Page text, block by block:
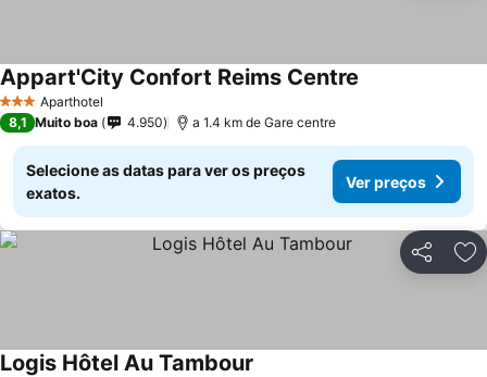
3 EstrelasAparthotel
Appart'City Confort Reims Centre
8,1 Muito boa 4.950 a 1.4 km de Gare centre
Selecione as datas para ver os preços
exatos.
Ver preços
Partilhar
Logis Hôtel Au Tambour